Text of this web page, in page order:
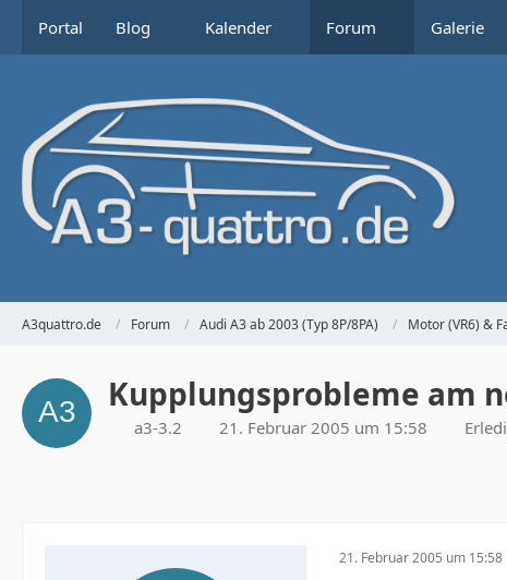
Portal Blog Kalender Forum Galerie
A3quattro.de Forum Audi A3 ab 2003 (Typ 8P/8PA) Motor (VR6) &
Kupplungsprobleme am
a3-3.2 21. Februar 2005 um 15:58
21. Februar 2005 um 15:58